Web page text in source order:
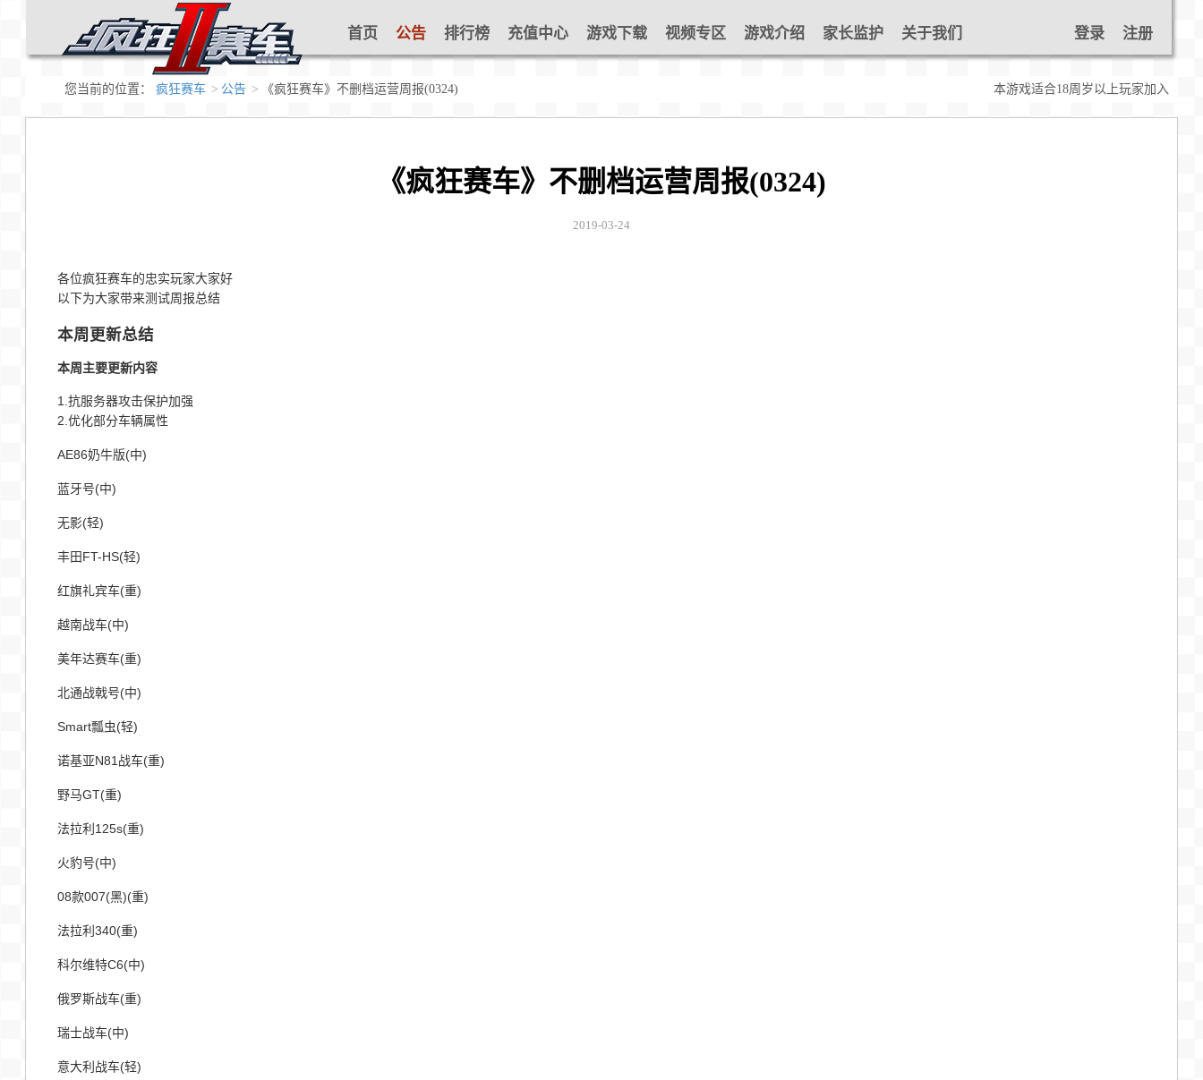
首页 公告 排行榜 充值中心 游戏下载 视频专区 游戏介绍 家长监护 关于我们 注册
登录
您当前的位置： 疯狂赛车 公告 《疯狂赛车》不删档运营周报(0324) 本游戏适合18周岁以上玩家加入
《疯狂赛车》不删档运营周报(0324)
2019-03-24
各位疯狂赛车的忠实玩家大家好
以下为大家带来测试周报总结
本周更新总结
本周主要更新内容
1.抗服务器攻击保护加强
2.优化部分车辆属性
AE86奶牛版(中)
蓝牙号(中)
无影(轻)
丰田FT-HS(轻)
红旗礼宾车(重)
越南战车(中)
美年达赛车(重)
北通战戟号(中)
Smart瓢虫(轻)
诺基亚N81战车(重)
野马GT(重)
法拉利125s(重)
火豹号(中)
08款007(黑)(重)
法拉利340(重)
科尔维特C6(中)
俄罗斯战车(重)
瑞士战车(中)
意大利战车(轻)